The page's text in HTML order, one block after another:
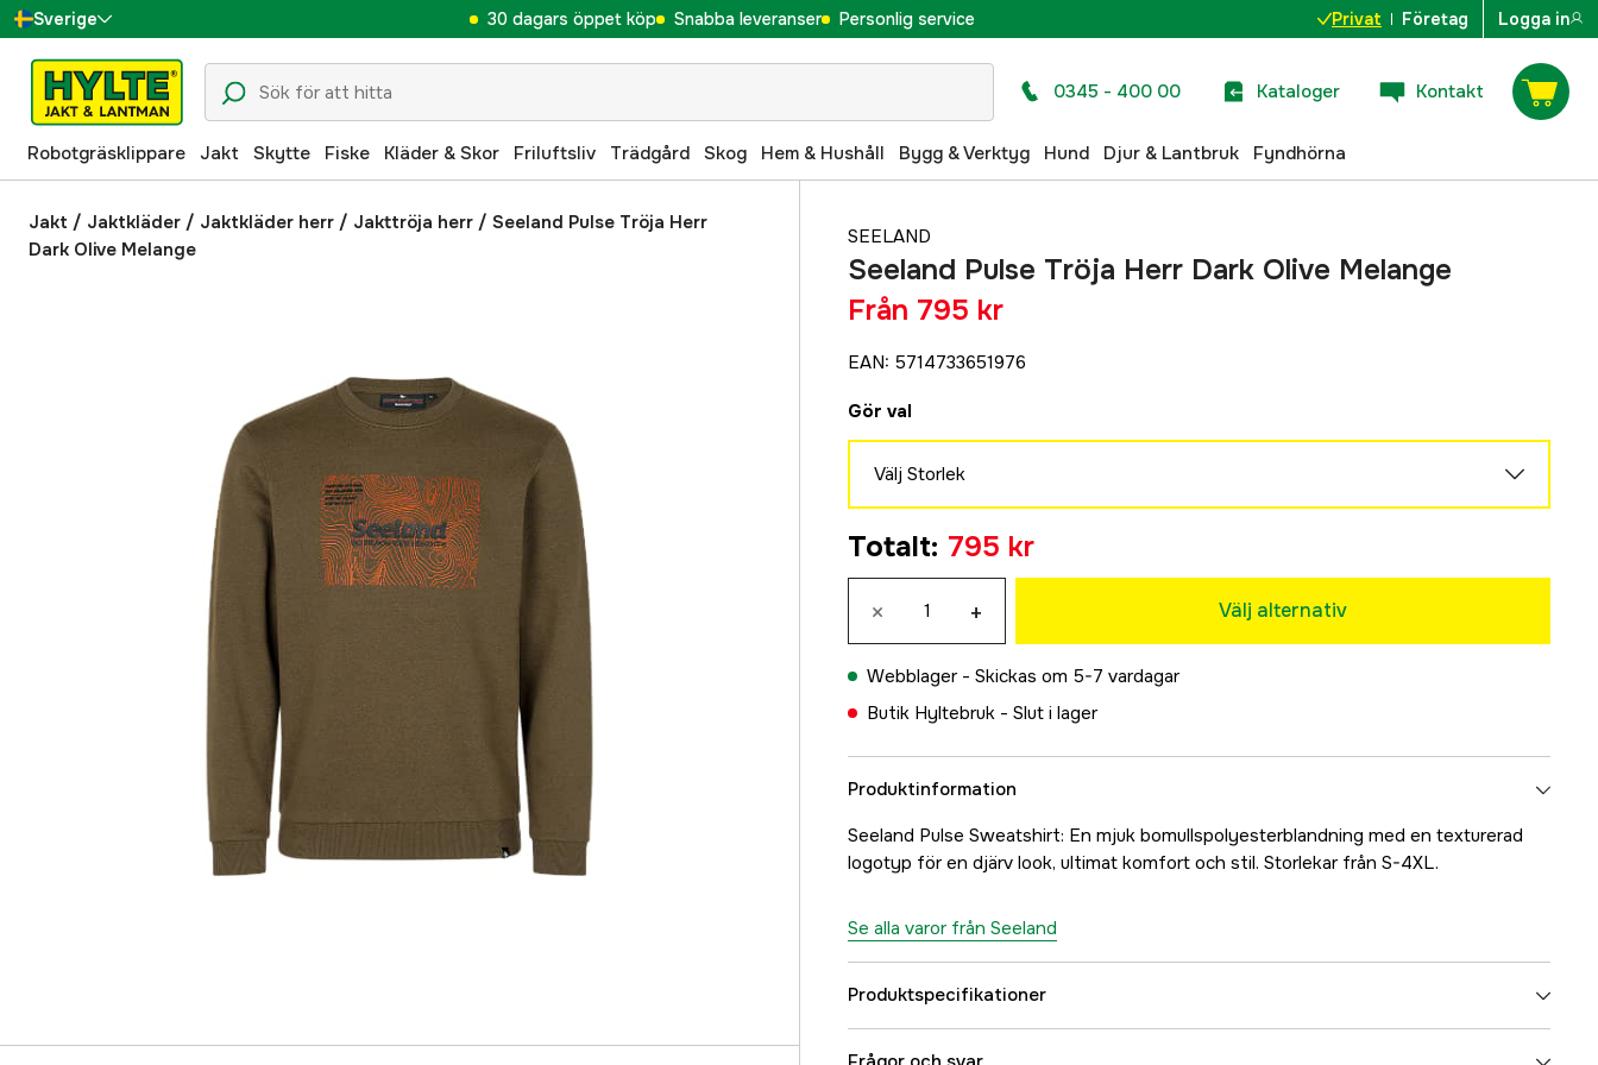
Sverige
Danmark
Suomi
Norge
Deutschland
30 dagars öppet köp Snabba leveranser Personlig service Privat Företag Logga in
0345 - 400 00 Kataloger Kontakt
Robotgräsklippare Jakt Skytte Fiske Kläder & Skor Friluftsliv Trädgård Skog Hem & Hushåll Bygg & Verktyg Hund Djur & Lantbruk Fyndhörna
Jakt / Jaktkläder / Jaktkläder herr / Jakttröja herr / Seeland Pulse Tröja Herr
Dark Olive Melange
SEELAND
Seeland Pulse Tröja Herr Dark Olive Melange
Från 795 kr
EAN: 5714733651976
Gör val
Välj Storlek
795 kr
795 kr
795 kr
XL
795 kr
XXL
3XL
4XL
Totalt: 795 kr
× + Välj alternativ
Webblager - Skickas om 5-7 vardagar
Butik Hyltebruk - Slut i lager
Produktinformation
Seeland Pulse Sweatshirt: En mjuk bomullspolyesterblandning med en texturerad
logotyp för en djärv look, ultimat komfort och stil. Storlekar från S-4XL.
Se alla varor från Seeland
Produktspecifikationer
Color